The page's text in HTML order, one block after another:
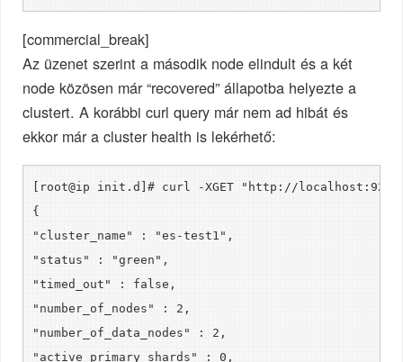
[commercial_break]
Az üzenet szerint a második node elindult és a két
node közösen már “recovered” állapotba helyezte a
clustert. A korábbi curl query már nem ad hibát és
ekkor már a cluster health is lekérhető:
[root@ip init.d]# curl -XGET "http://
{
"cluster_name" : "es-test1",
"status" : "green",
"timed_out" : false,
"number_of_nodes" : 2,
"number_of_data_nodes" : 2,
"active_primary_shards" : 0,